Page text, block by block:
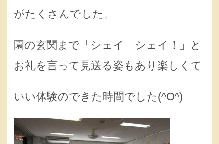
がたくさんでした。
園の玄関まで「シェイ シェイ！」と
お礼を言って見送る姿もあり楽しくて
いい体験のできた時間でした(^O^)